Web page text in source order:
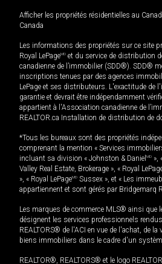
Afficher les propriétés résidentielles au
Canada
Les informations des propriétés sur ce site
Royal LePageMD et du service de distribution
canadienne de l’immobilier (SDD®). SDD®
inscriptions tenues par des agences
LePage et ses distributeurs. L'exactitude de
garantie et devrait être indépendamment
appartient à l'Association canadienne de
REALTOR.ca Installation de distribution de
*Tous les bureaux sont des propriétés
comprenant la mention « Services
incluant sa division « Johnston & Daniel MD »,
Valley Real Estate, Brokerage », « Royal
», « Royal LePageMD Sussex », et « Les
appartiennent et sont gérés par Bridgemarq
Les marques de commerce MLS® ainsi que
désignent les services professionnels
REALTORS® de l'ACI en vue de l'achat, de la
biens immobiliers dans le cadre d'un
REALTOR®, REALTORS® et le logo